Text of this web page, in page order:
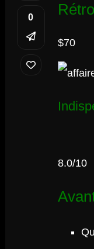
0
$70
8.0/10